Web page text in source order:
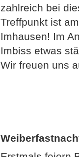
zahlreich bei
Treffpunkt ist
Imhausen! Im
Imbiss etwas
Wir freuen uns